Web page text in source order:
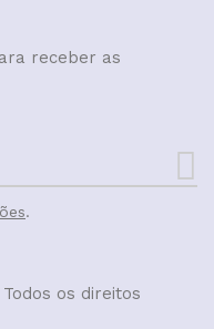
receber as
.
Todos os direitos